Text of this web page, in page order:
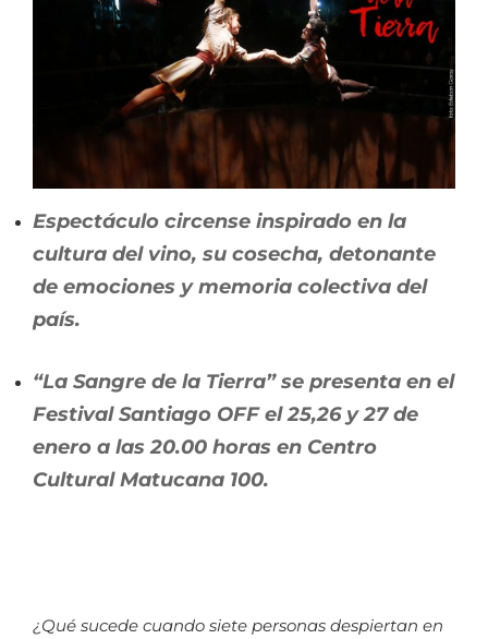
Espectáculo circense inspirado en la
cultura del vino, su cosecha, detonante
de emociones y memoria colectiva del
país.
“La Sangre de la Tierra” se presenta en el
Festival Santiago OFF el 25,26 y 27 de
enero a las 20.00 horas en Centro
Cultural Matucana 100.
¿Qué sucede cuando siete personas despiertan en